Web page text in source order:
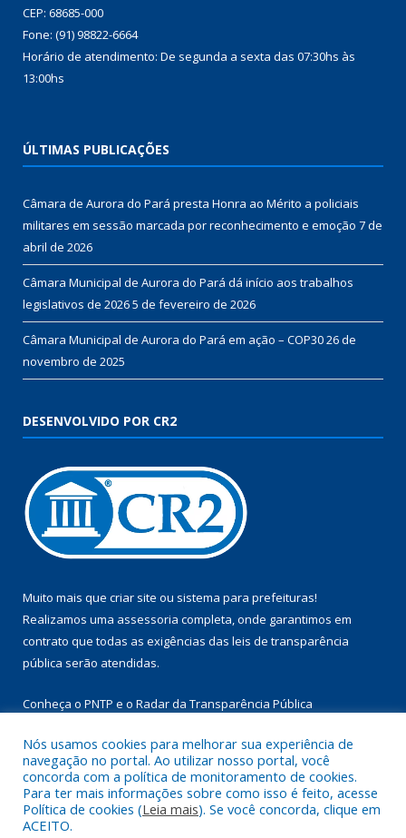
CEP: 68685-000
Fone: (91) 98822-6664
Horário de atendimento: De segunda a sexta das 07:30hs às
13:00hs
ÚLTIMAS PUBLICAÇÕES
Câmara de Aurora do Pará presta Honra ao Mérito a policiais
militares em sessão marcada por reconhecimento e emoção 7 de
abril de 2026
Câmara Municipal de Aurora do Pará dá início aos trabalhos
legislativos de 20265 de fevereiro de 2026
Câmara Municipal de Aurora do Pará em ação – COP3026 de
novembro de 2025
DESENVOLVIDO POR CR2
Muito mais que criar site ou sistema para prefeituras!
Realizamos uma assessoria completa, onde garantimos em
contrato que todas as exigências das leis de transparência
pública serão atendidas.
Conheça o PNTP e o Radar da Transparência Pública
Todos os direitos reservados a Câmara Municipal de Aurora do
Pará.
Nós usamos cookies para melhorar sua experiência de
navegação no portal. Ao utilizar nosso portal, você
concorda com a política de monitoramento de cookies.
Para ter mais informações sobre como isso é feito, acesse
Política de cookies (Leia mais). Se você concorda, clique em
ACEITO.